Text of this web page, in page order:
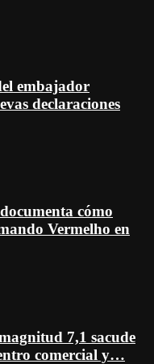
embajador
declaraciones
cómo
Vermelho en
7,1 sacude
comercial y…